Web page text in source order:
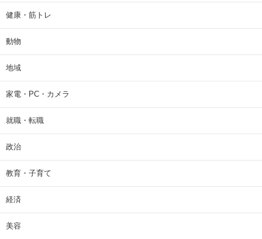
健康・筋トレ
動物
地域
家電・PC・カメラ
就職・転職
政治
教育・子育て
経済
美容